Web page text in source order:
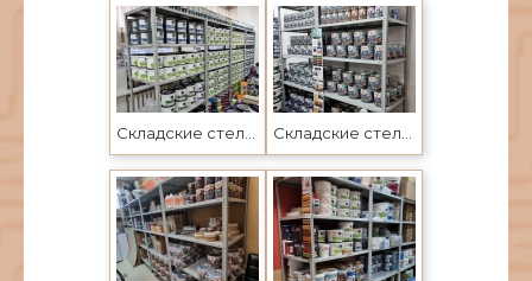
Складские стеллажи Промет в Усть-Каменогорске по ценам завода Складские стеллажи Промет в Усть-Каменогорске по ценам завода